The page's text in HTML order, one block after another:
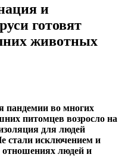
и
готовят
животных
пандемии во многих
питомцев возросло на
для людей
стали исключением и
отношениях людей и